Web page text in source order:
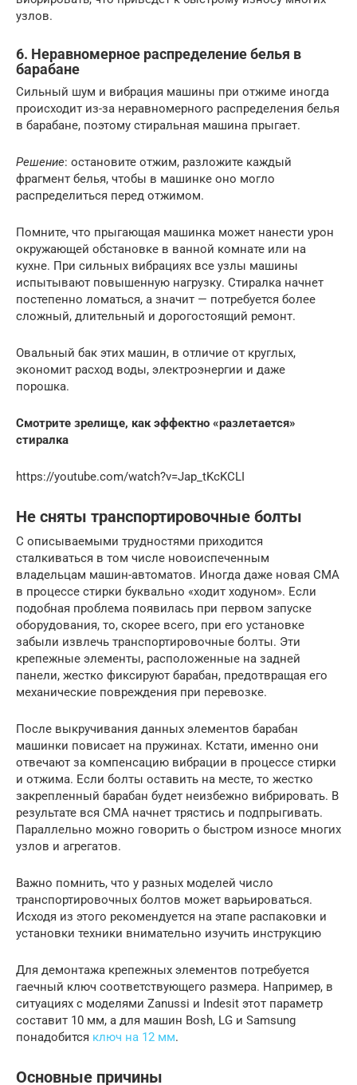
узлов.
6. Неравномерное распределение белья в
барабане
Сильный шум и вибрация машины при отжиме иногда
происходит из-за неравномерного распределения белья
в барабане, поэтому стиральная машина прыгает.
Решение: остановите отжим, разложите каждый
фрагмент белья, чтобы в машинке оно могло
распределиться перед отжимом.
Помните, что прыгающая машинка может нанести урон
окружающей обстановке в ванной комнате или на
кухне. При сильных вибрациях все узлы машины
испытывают повышенную нагрузку. Стиралка начнет
постепенно ломаться, а значит — потребуется более
сложный, длительный и дорогостоящий ремонт.
Овальный бак этих машин, в отличие от круглых,
экономит расход воды, электроэнергии и даже
порошка.
Смотрите зрелище, как эффектно «разлетается»
стиралка
https://youtube.com/watch?v=Jap_tKcKCLI
Не сняты транспортировочные болты
С описываемыми трудностями приходится
сталкиваться в том числе новоиспеченным
владельцам машин-автоматов. Иногда даже новая СМА
в процессе стирки буквально «ходит ходуном». Если
подобная проблема появилась при первом запуске
оборудования, то, скорее всего, при его установке
забыли извлечь транспортировочные болты. Эти
крепежные элементы, расположенные на задней
панели, жестко фиксируют барабан, предотвращая его
механические повреждения при перевозке.
После выкручивания данных элементов барабан
машинки повисает на пружинах. Кстати, именно они
отвечают за компенсацию вибрации в процессе стирки
и отжима. Если болты оставить на месте, то жестко
закрепленный барабан будет неизбежно вибрировать. В
результате вся СМА начнет трястись и подпрыгивать.
Параллельно можно говорить о быстром износе многих
узлов и агрегатов.
Важно помнить, что у разных моделей число
транспортировочных болтов может варьироваться.
Исходя из этого рекомендуется на этапе распаковки и
установки техники внимательно изучить инструкцию
Для демонтажа крепежных элементов потребуется
гаечный ключ соответствующего размера. Например, в
ситуациях с моделями Zanussi и Indesit этот параметр
составит 10 мм, а для машин Bosh, LG и Samsung
понадобится ключ на 12 мм.
Основные причины